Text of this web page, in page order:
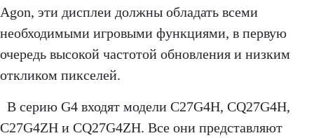
Agon, эти дисплеи должны обладать всеми
необходимыми игровыми функциями, в первую
очередь высокой частотой обновления и низким
откликом пикселей.
В серию G4 входят модели C27G4H, CQ27G4H,
C27G4ZH и CQ27G4ZH. Все они представляют